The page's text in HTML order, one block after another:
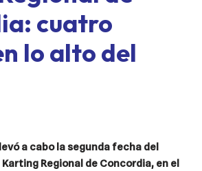
cuatro
lo alto del
a cabo la segunda fecha del
Regional de Concordia, en el